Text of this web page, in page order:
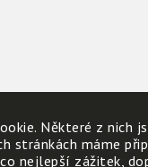
Některé z nich
stránkách máme
nejlepší zážitek,